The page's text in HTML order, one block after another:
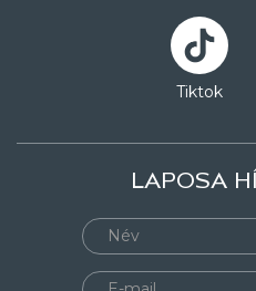
Tiktok
LAPOSA